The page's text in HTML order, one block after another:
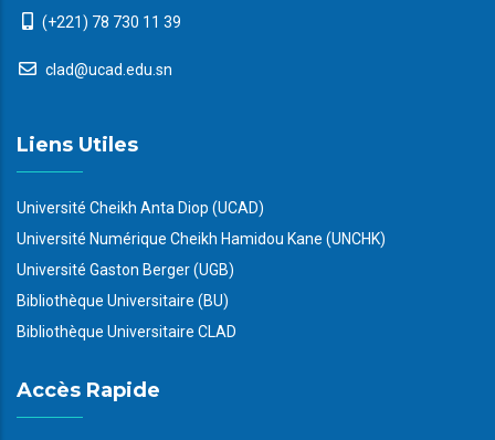
(+221) 78 730 11 39
clad@ucad.edu.sn
Liens Utiles
Université Cheikh Anta Diop (UCAD)
Université Numérique Cheikh Hamidou Kane (UNCHK)
Université Gaston Berger (UGB)
Bibliothèque Universitaire (BU)
Bibliothèque Universitaire CLAD
Accès Rapide